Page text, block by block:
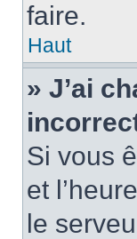
faire.
Haut
» J’ai
Si vous
et
le